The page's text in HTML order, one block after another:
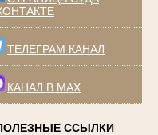
ТЕЛЕГРАМ КАНАЛ
КАНАЛ В MAX
ССЫЛКИ